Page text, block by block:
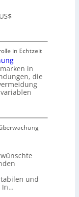
in Echtzeit
in
die
und
In…